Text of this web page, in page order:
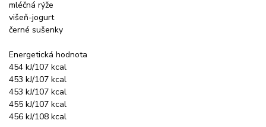
mléčná rýže
višeň-jogurt
černé sušenky
Energetická hodnota
454 kJ/107 kcal
453 kJ/107 kcal
453 kJ/107 kcal
455 kJ/107 kcal
456 kJ/108 kcal